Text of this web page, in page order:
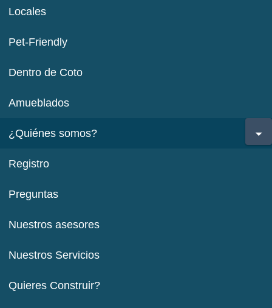
Locales
Pet-Friendly
Dentro de Coto
Amueblados
¿Quiénes somos?
Registro
Preguntas
Nuestros asesores
Nuestros Servicios
Quieres Construir?